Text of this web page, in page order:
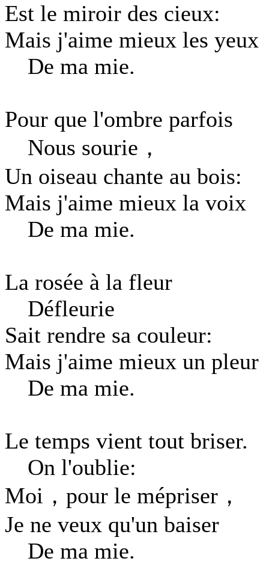
Est le miroir des cieux:
Mais j'aime mieux les yeux
De ma mie.
Pour que l'ombre parfois
Nous sourie，
Un oiseau chante au bois:
Mais j'aime mieux la voix
De ma mie.
La rosée à la fleur
Défleurie
Sait rendre sa couleur:
Mais j'aime mieux un pleur
De ma mie.
Le temps vient tout briser.
On l'oublie:
Moi，pour le mépriser，
Je ne veux qu'un baiser
De ma mie.